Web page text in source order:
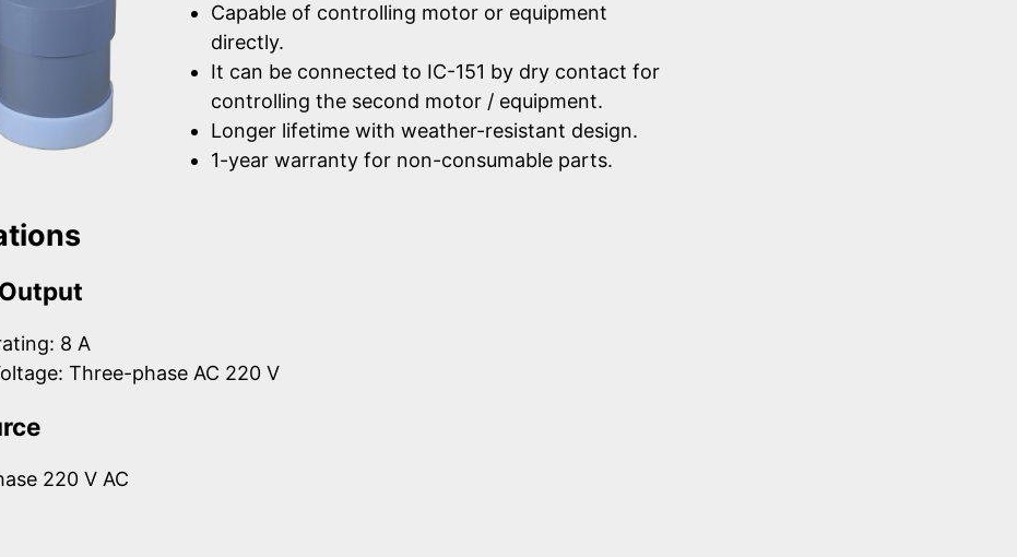
Capable of controlling motor or equipment
directly.
It can be connected to IC-151 by dry contact for
controlling the second motor / equipment.
Longer lifetime with weather-resistant design.
1-year warranty for non-consumable parts.
8 A
Three-phase AC 220 V
220 V AC